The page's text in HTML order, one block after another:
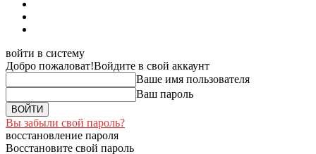
войти в систему
Добро пожаловат!Войдите в свой аккаунт
Ваше имя пользователя
Ваш пароль
Вы забыли свой пароль?
восстановление пароля
Восстановите свой пароль